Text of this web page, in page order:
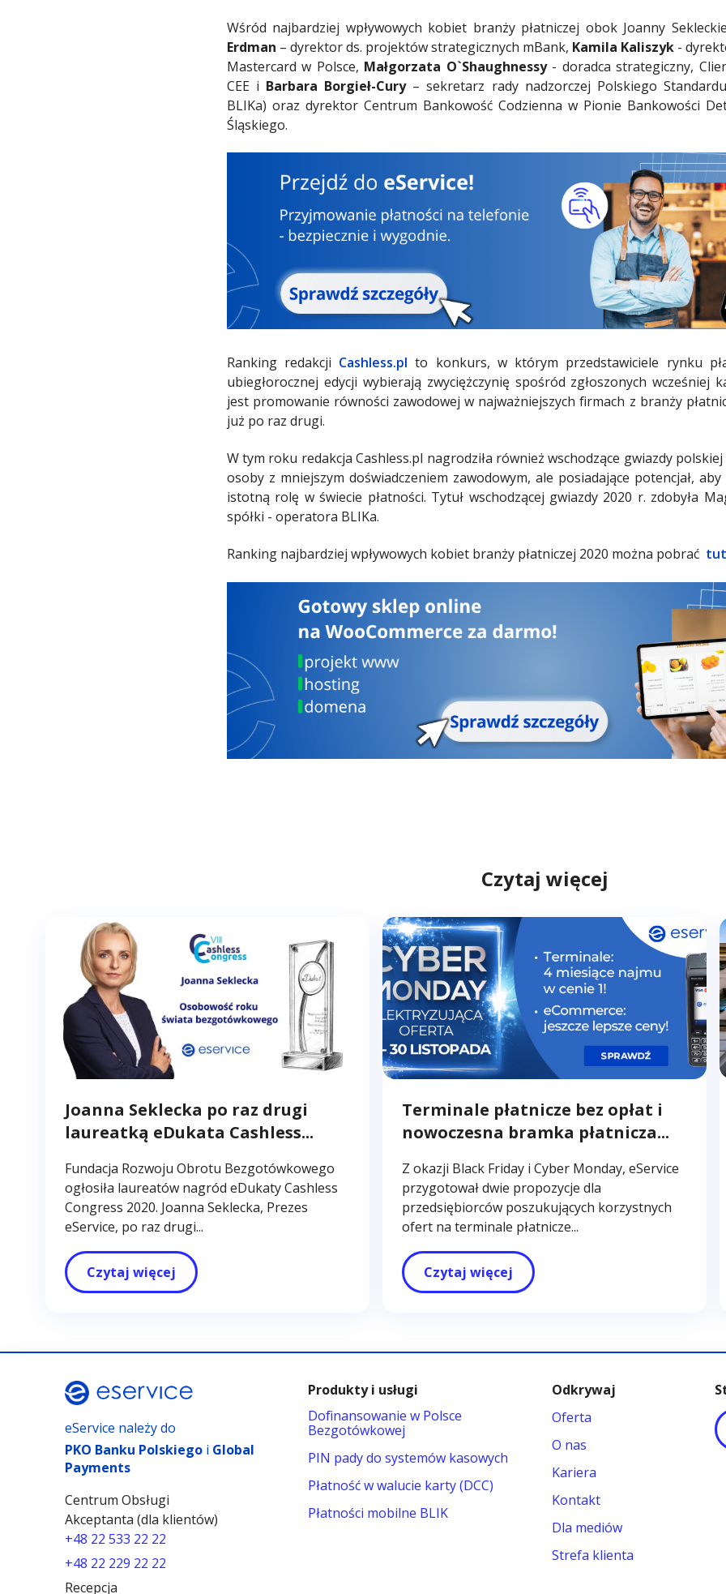
Wśród najbardziej wpływowych kobiet branży płatniczej obok Joanny
Erdman – dyrektor ds. projektów strategicznych mBank, Kamila Kaliszyk -
Mastercard w Polsce, Małgorzata O`Shaughnessy- doradca strategiczny,
CEE i Barbara Borgieł-Cury– sekretarz rady nadzorczej Polskiego
BLIKa) oraz dyrektor Centrum Bankowość Codzienna w Pionie Bankowości
Śląskiego.
Ranking redakcji Cashless.pl to konkurs, w którym przedstawiciele rynku
ubiegłorocznej edycji wybierają zwyciężczynię spośród zgłoszonych wcześniej
jest promowanie równości zawodowej w najważniejszych firmach z branży
już po raz drugi.
W tym roku redakcja Cashless.pl nagrodziła również wschodzące gwiazdy
osoby z mniejszym doświadczeniem zawodowym, ale posiadające potencjał,
istotną rolę w świecie płatności. Tytuł wschodzącej gwiazdy 2020 r. zdobyła
spółki - operatora BLIKa.
Ranking najbardziej wpływowych kobiet branży płatniczej 2020 można pobrać
Czytaj więcej
Joanna Seklecka po raz drugi
laureatką eDukata Cashless...
Fundacja Rozwoju Obrotu Bezgotówkowego
ogłosiła laureatów nagród eDukaty Cashless
Congress 2020. Joanna Seklecka, Prezes
eService, po raz drugi...
Czytaj więcej
Terminale płatnicze bez opłat i
nowoczesna bramka płatnicza...
Z okazji Black Friday i Cyber Monday, eService
przygotował dwie propozycje dla
przedsiębiorców poszukujących korzystnych
ofert na terminale płatnicze...
Czytaj więcej
eService należy do
PKO Banku Polskiegoi Global
Payments
Centrum Obsługi
Akceptanta (dla klientów)
+48 22 533 22 22
+48 22 229 22 22
Recepcja
Produkty i usługi
Dofinansowanie w Polsce
Bezgotówkowej
PIN pady do systemów kasowych
Płatność w walucie karty (DCC)
Płatności mobilne BLIK
Odkrywaj
Oferta
O nas
Kariera
Kontakt
Dla mediów
Strefa klienta